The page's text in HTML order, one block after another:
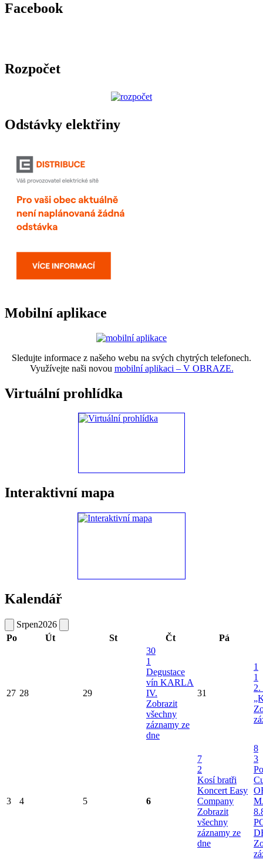
Facebook
Rozpočet
Odstávky elektřiny
Mobilní aplikace
Sledujte informace z našeho webu na svých chytrých telefonech.
Využívejte naši novou mobilní aplikaci – V OBRAZE.
Virtuální prohlídka
Interaktivní mapa
Kalendář
Srpen2026
Po
Út St Čt Pá
27 28 29
30
1
Degustace
vín KARLA
IV.
Zobrazit
všechny
záznamy ze
dne
31
1
1
2.
3 4 5 6
7
2
Kosí bratři
Koncert Easy
Company
Zobrazit
všechny
záznamy ze
dne
8
3